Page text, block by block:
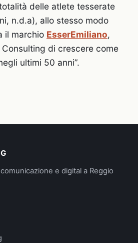
delle atlete tesserate
n.d.a), allo stesso modo
il marchio EsserEmiliano,
di crescere come
ultimi 50 anni”.
e digital a Reggio